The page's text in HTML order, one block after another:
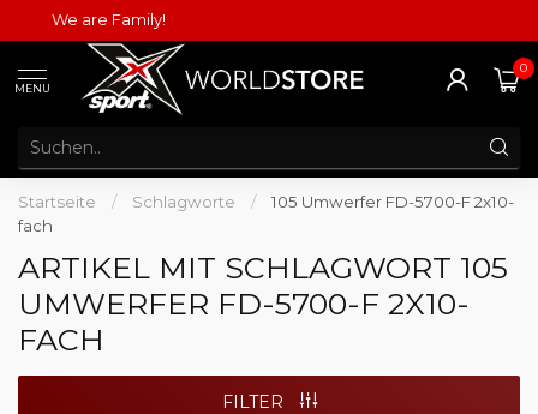
We are Family!
MENU
0
Startseite / Schlagworte /
105 Umwerfer FD-5700-F 2x10-
fach
ARTIKEL MIT SCHLAGWORT 105
UMWERFER FD-5700-F 2X10-
FACH
FILTER